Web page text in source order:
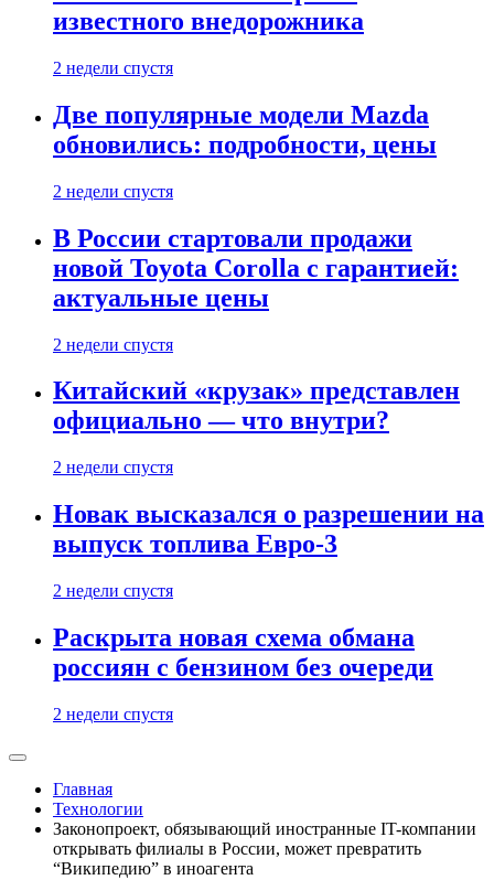
известного внедорожника
2 недели спустя
Две популярные модели Mazda
обновились: подробности, цены
2 недели спустя
В России стартовали продажи
новой Toyota Corolla с гарантией:
актуальные цены
2 недели спустя
Китайский «крузак» представлен
официально — что внутри?
2 недели спустя
Новак высказался о разрешении на
выпуск топлива Евро-3
2 недели спустя
Раскрыта новая схема обмана
россиян с бензином без очереди
2 недели спустя
Главная
Технологии
Законопроект, обязывающий иностранные IT-компании
открывать филиалы в России, может превратить
“Википедию” в иноагента